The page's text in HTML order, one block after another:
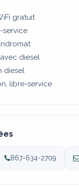
gratuit
service
diesel
diesel
libre-service
867-634-2709